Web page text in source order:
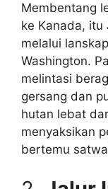
Membentang
ke Kanada, itu
melalui
Washington.
melintasi
gersang dan
hutan lebat
menyaksikan
bertemu